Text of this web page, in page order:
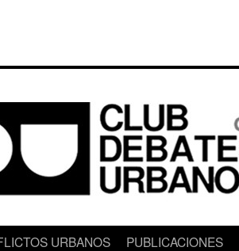
URBANOS PUBLICACIONES